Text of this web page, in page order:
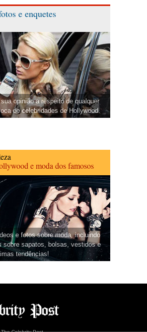
e enquetes
opinião a respeito de qualquer
de celebridades de Hollywood.
e moda dos famosos
e fotos sobre moda, incluindo
sobre sapatos, bolsas, vestidos e
tendências!